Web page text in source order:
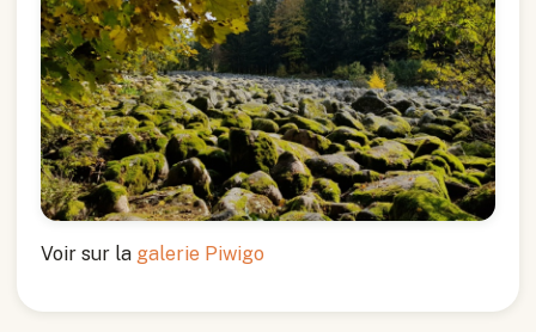
Voir sur la galerie Piwigo